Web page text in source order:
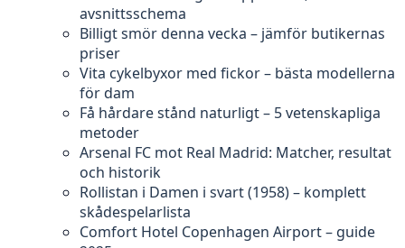
avsnittsschema
Billigt smör denna vecka – jämför butikernas
priser
Vita cykelbyxor med fickor – bästa modellerna
för dam
Få hårdare stånd naturligt – 5 vetenskapliga
metoder
Arsenal FC mot Real Madrid: Matcher, resultat
och historik
Rollistan i Damen i svart (1958) – komplett
skådespelarlista
Comfort Hotel Copenhagen Airport – guide